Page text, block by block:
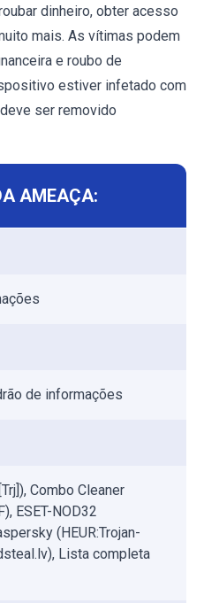
dinheiro, obter acesso
mais. As vítimas podem
e roubo de
estiver infetado com
ser removido
AMEAÇA:
de informações
Combo Cleaner
ESET-NOD32
(HEUR:Trojan-
Lista completa